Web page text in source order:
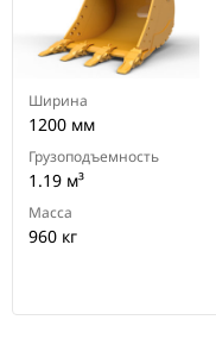
Ширина
1200 мм
Грузоподъемность
1.19 м³
Масса
960 кг